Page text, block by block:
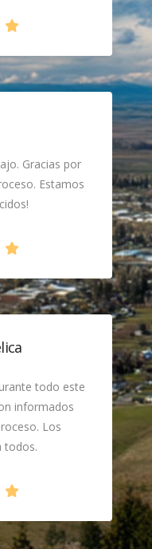
Gracias por
Estamos
todo este
informados
Los
todos.